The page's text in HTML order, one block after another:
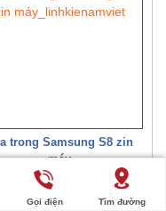
trong Samsung S8 zin
máy
20,000 đ
Gọi điện Tìm đường